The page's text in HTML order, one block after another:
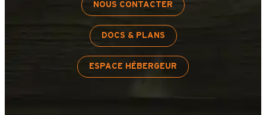
NOUS CONTACTER
DOCS & PLANS
ESPACE HÉBERGEUR